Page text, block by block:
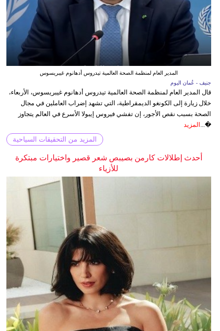
المدير العام لمنظمة الصحة العالمية تيدروس أدهانوم غيبريسوس
جنيف - عُمان اليوم
قال المدير العام لمنظمة الصحة العالمية تيدروس أدهانوم غيبريسوس، الأربعاء،
خلال زيارة إلى الكونغو الديمقراطية، التي تشهد إضراب العاملين في مجال
الصحة بسبب نقص الأجور، إن تفشي فيروس إيبولا الأسرع في العالم يتجاوز
�... المزيد
المزيد من التحقيقات السياحية
أحدث إطلالات كارمن بصيبص شعر قصير واختيارات مبتكرة
للأزياء